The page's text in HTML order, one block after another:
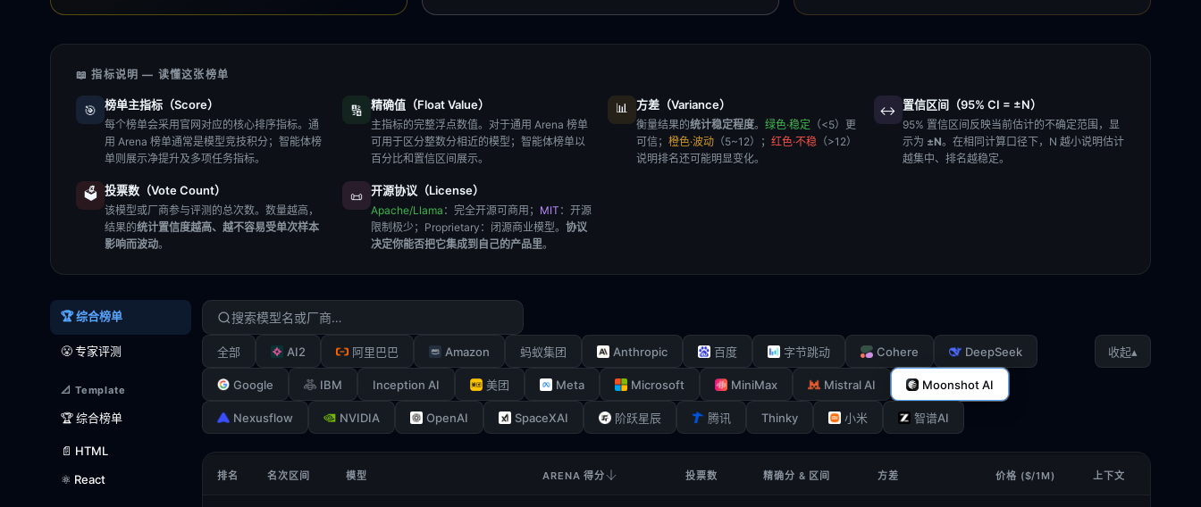
📖 指标说明 — 读懂这张榜单
🎯 榜单主指标（Score）
每个榜单会采用官网对应的核心排序指标。通
用 Arena 榜单通常是模型竞技积分；智能体榜
单则展示净提升及多项任务指标。
🔢 精确值（Float Value）
主指标的完整浮点数值。对于通用 Arena 榜单
可用于区分整数分相近的模型；智能体榜单以
百分比和置信区间展示。
📊 方差（Variance）
衡量结果的统计稳定程度。 绿色·稳定 （<5）更
可信； 橙色·波动 （5~12）； 红色·不稳 （>12）
说明排名还可能明显变化。
↔️ 置信区间（95% CI = ±N）
95% 置信区间反映当前估计的不确定范围，显
示为 ±N。在相同计算口径下，N 越小说明估计
越集中、排名越稳定。
🗳️ 投票数（Vote Count）
该模型或厂商参与评测的总次数。数量越高，
结果的统计置信度越高、越不容易受单次样本
影响而波动。
📜 开源协议（License）
Apache/Llama ：完全开源可商用； MIT ：开源
限制极少； Proprietary ：闭源商业模型。 协议
决定你能否把它集成到自己的产品里。
🏆 综合榜单
😤 专家评测
📐 Template
🏆 综合榜单
📄 HTML
⚛️ React
全部 AI2 阿里巴巴 Amazon 蚂蚁集团 Anthropic 百度 字节跳动 Cohere DeepSeek
Google IBM Inception AI 美团 Meta Microsoft MiniMax Mistral AI Moonshot AI
Nexusflow NVIDIA OpenAI SpaceXAI 阶跃星辰 腾讯 Thinky 小米 智谱AI
收起▴
排名 名次区间 模型 ARENA 得分 投票数 精确分 & 区间 方差 价格 ($/1M) 上下文